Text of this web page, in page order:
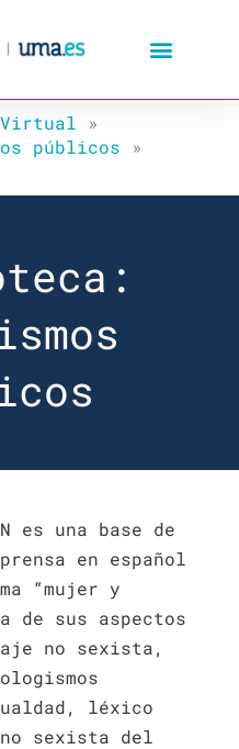
»
públicos »
es una base de
en español
“mujer y
de sus aspectos
no sexista,
léxico
sexista del